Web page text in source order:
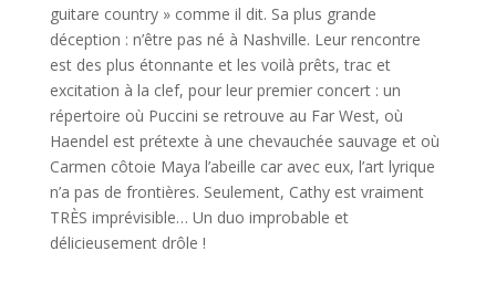
guitare country » comme il dit. Sa plus grande
déception : n’être pas né à Nashville. Leur rencontre
est des plus étonnante et les voilà prêts, trac et
excitation à la clef, pour leur premier concert : un
répertoire où Puccini se retrouve au Far West, où
Haendel est prétexte à une chevauchée sauvage et où
Carmen côtoie Maya l’abeille car avec eux, l’art lyrique
n’a pas de frontières. Seulement, Cathy est vraiment
TRÈS imprévisible… Un duo improbable et
délicieusement drôle !